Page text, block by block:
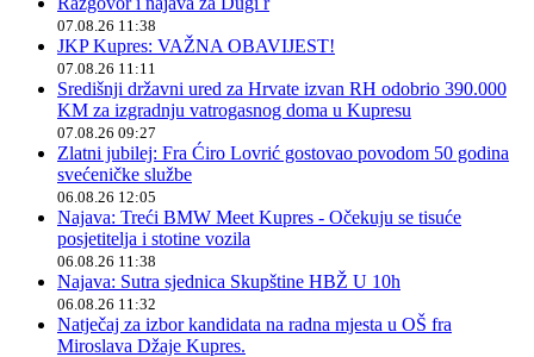
07.08.26 11:38
JKP Kupres: VAŽNA OBAVIJEST!
07.08.26 11:11
Središnji državni ured za Hrvate izvan RH odobrio 390.000
KM za izgradnju vatrogasnog doma u Kupresu
07.08.26 09:27
Zlatni jubilej: Fra Ćiro Lovrić gostovao povodom 50 godina
svećeničke službe
06.08.26 12:05
Najava: Treći BMW Meet Kupres - Očekuju se tisuće
posjetitelja i stotine vozila
06.08.26 11:38
Najava: Sutra sjednica Skupštine HBŽ U 10h
06.08.26 11:32
Natječaj za izbor kandidata na radna mjesta u OŠ fra
Miroslava Džaje Kupres.